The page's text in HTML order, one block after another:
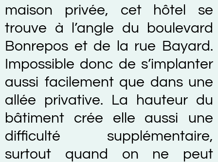
maison privée, cet hôtel se
trouve à l’angle du boulevard
Bonrepos et de la rue Bayard.
Impossible donc de s’implanter
aussi facilement que dans une
allée privative. La hauteur du
bâtiment crée elle aussi une
difficulté supplémentaire,
surtout quand on ne peut